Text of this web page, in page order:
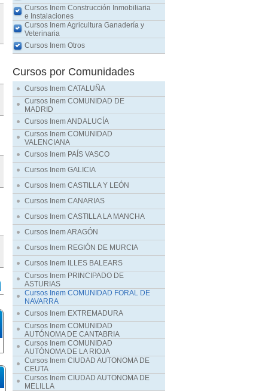
Cursos Inem Construcción Inmobiliaria
e Instalaciones
Cursos Inem Agricultura Ganadería y
Veterinaria
Cursos Inem Otros
Cursos por Comunidades
Cursos Inem CATALUÑA
Cursos Inem COMUNIDAD DE
MADRID
Cursos Inem ANDALUCÍA
Cursos Inem COMUNIDAD
VALENCIANA
Cursos Inem PAÍS VASCO
Cursos Inem GALICIA
Cursos Inem CASTILLA Y LEÓN
Cursos Inem CANARIAS
Cursos Inem CASTILLA LA MANCHA
Cursos Inem ARAGÓN
Cursos Inem REGIÓN DE MURCIA
Cursos Inem ILLES BALEARS
Cursos Inem PRINCIPADO DE
ASTURIAS
Cursos Inem COMUNIDAD FORAL DE
NAVARRA
Cursos Inem EXTREMADURA
Cursos Inem COMUNIDAD
AUTÓNOMA DE CANTABRIA
Cursos Inem COMUNIDAD
AUTÓNOMA DE LA RIOJA
Cursos Inem CIUDAD AUTONOMA DE
CEUTA
Cursos Inem CIUDAD AUTONOMA DE
MELILLA